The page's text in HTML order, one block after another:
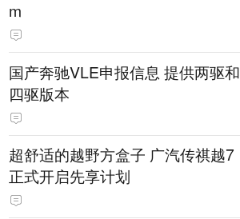
m
国产奔驰VLE申报信息 提供两驱和
四驱版本
超舒适的越野方盒子 广汽传祺越7
正式开启先享计划